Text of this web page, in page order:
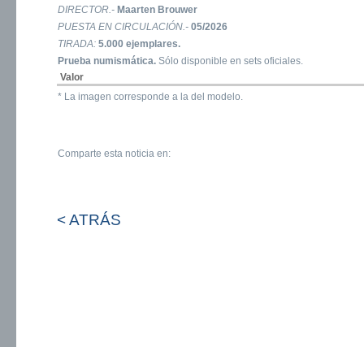
DIRECTOR.- Maarten Brouwer
PUESTA EN CIRCULACIÓN.- 05/2026
TIRADA: 5.000 ejemplares.
Prueba numismática. Sólo disponible en sets oficiales.
Valor
* La imagen corresponde a la del modelo.
Comparte esta noticia en:
< ATRÁS